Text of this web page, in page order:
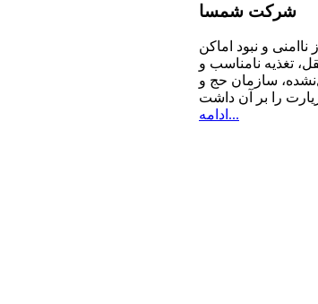
شرکت شمسا
و نبود اماكن
تغذیه‌ نامناسب و
سازمان حج و
ادامه...